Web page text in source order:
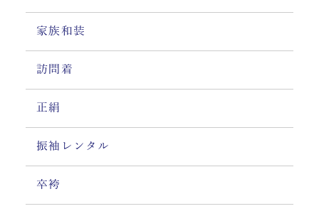
家族和装
訪問着
正絹
振袖レンタル
卒袴